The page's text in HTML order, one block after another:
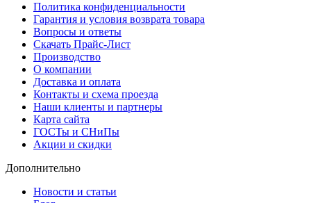
Политика конфиденциальности
Гарантия и условия возврата товара
Вопросы и ответы
Скачать Прайс-Лист
Производство
О компании
Доставка и оплата
Контакты и схема проезда
Наши клиенты и партнеры
Карта сайта
ГОСТы и СНиПы
Акции и скидки
Дополнительно
Новости и статьи